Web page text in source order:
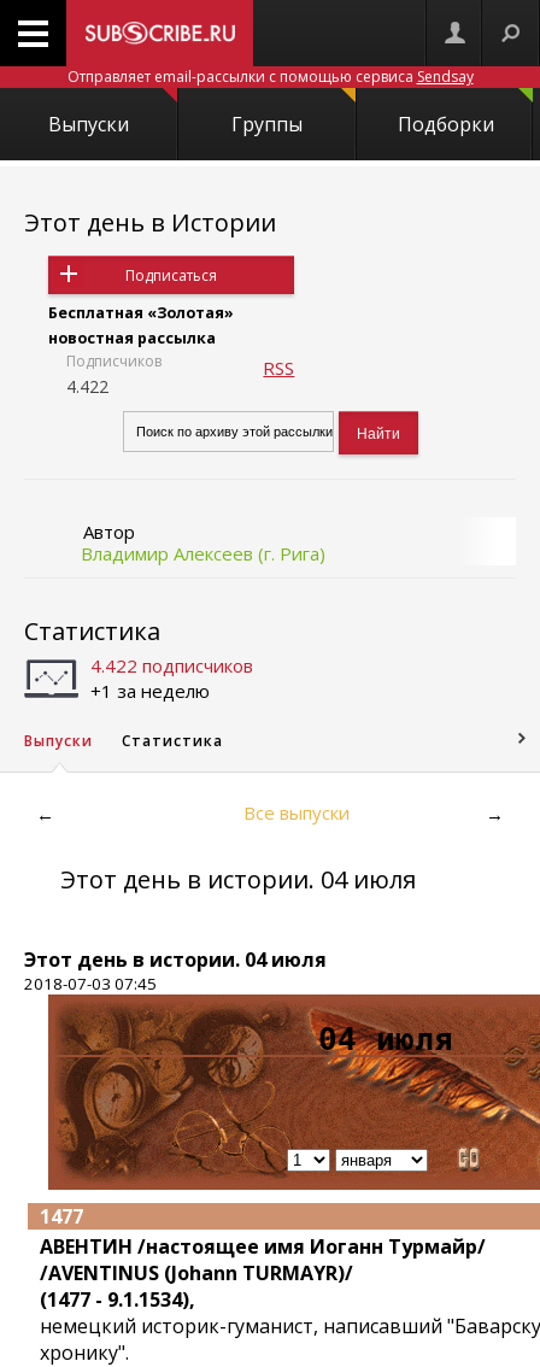
Отправляет email-рассылки с помощью сервиса Sendsay
Выпуски Группы Подборки
Этот день в Истории
Подписаться
Бесплатная «Золотая»
новостная рассылка
Подписчиков
4.422
RSS
Автор
Владимир Алексеев (г. Рига)
Статистика
4.422 подписчиков
+1 за неделю
Выпуски Статистика
← Все выпуски →
Этот день в истории. 04 июля
Этот день в истории. 04 июля
2018-07-03 07:45
04 июля
1477
АВЕНТИН /настоящее имя Иоганн Турмайр/
/AVENTINUS (Johann TURMAYR)/
(1477 - 9.1.1534),
немецкий историк-гуманист, написавший
хронику".